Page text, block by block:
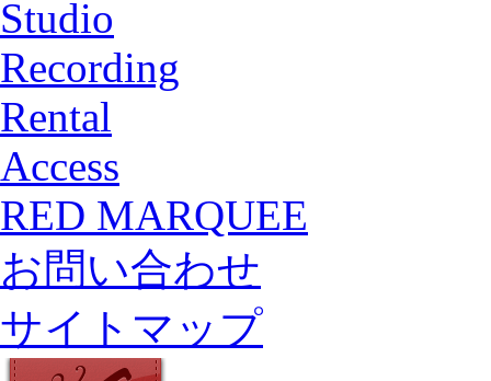
Studio
Recording
Rental
Access
RED MARQUEE
お問い合わせ
サイトマップ